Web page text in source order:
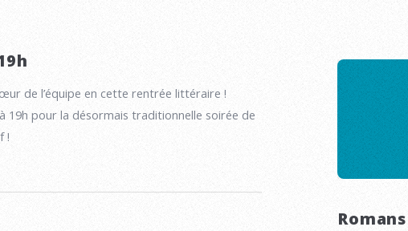
de l’équipe en cette rentrée littéraire !
19h pour la désormais traditionnelle soirée de
!
Romans